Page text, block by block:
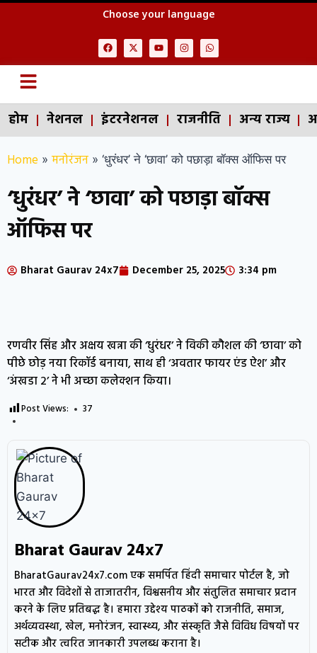
Choose your language
होम नेशनल इंटरनेशनल राजनीति अन्य राज्य
Home » मनोरंजन » ‘धुरंधर’ ने ‘छावा’ को पछाड़ा बॉक्स ऑफिस पर
‘धुरंधर’ ने ‘छावा’ को पछाड़ा बॉक्स
ऑफिस पर
Bharat Gaurav 24x7 December 25, 2025 3:34 pm
रणवीर सिंह और अक्षय खन्ना की ‘धुरंधर’ ने विकी कौशल की ‘छावा’ को
पीछे छोड़ नया रिकॉर्ड बनाया, साथ ही ‘अवतार फायर एंड ऐश’ और
‘अंखडा 2’ ने भी अच्छा कलेक्शन किया।
Post Views: 37
Bharat Gaurav 24x7
BharatGaurav24x7.com एक समर्पित हिंदी समाचार पोर्टल है, जो
भारत और विदेशों से ताजातरीन, विश्वसनीय और संतुलित समाचार प्रदान
करने के लिए प्रतिबद्ध है। हमारा उद्देश्य पाठकों को राजनीति, समाज,
अर्थव्यवस्था, खेल, मनोरंजन, स्वास्थ्य, और संस्कृति जैसे विविध विषयों पर
सटीक और त्वरित जानकारी उपलब्ध कराना है।